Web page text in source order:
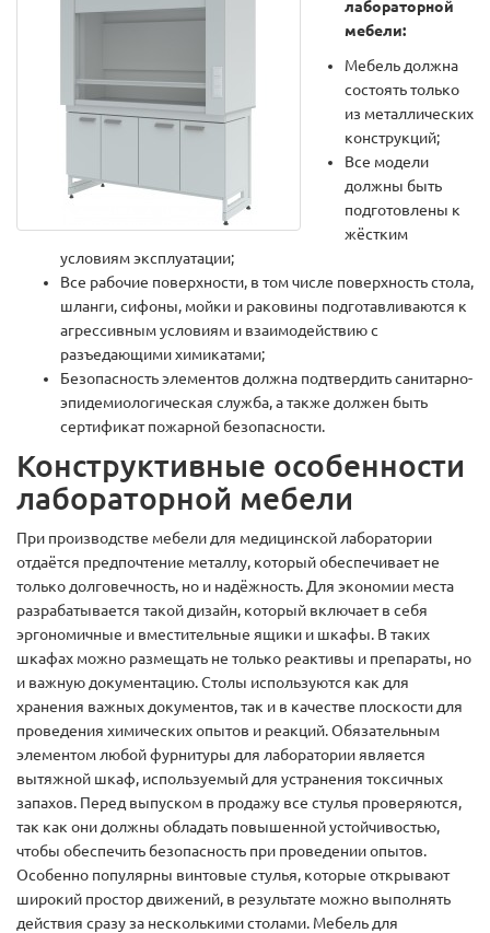
лабораторной
мебели:
Мебель должна
состоять только
из металлических
конструкций;
Все модели
должны быть
подготовлены к
жёстким
условиям эксплуатации;
Все рабочие поверхности, в том числе поверхность стола,
шланги, сифоны, мойки и раковины подготавливаются к
агрессивным условиям и взаимодействию с
разъедающими химикатами;
Безопасность элементов должна подтвердить санитарно-
эпидемиологическая служба, а также должен быть
сертификат пожарной безопасности.
Конструктивные особенности
лабораторной мебели
При производстве мебели для медицинской лаборатории
отдаётся предпочтение металлу, который обеспечивает не
только долговечность, но и надёжность. Для экономии места
разрабатывается такой дизайн, который включает в себя
эргономичные и вместительные ящики и шкафы. В таких
шкафах можно размещать не только реактивы и препараты, но
и важную документацию. Столы используются как для
хранения важных документов, так и в качестве плоскости для
проведения химических опытов и реакций. Обязательным
элементом любой фурнитуры для лаборатории является
вытяжной шкаф, используемый для устранения токсичных
запахов. Перед выпуском в продажу все стулья проверяются,
так как они должны обладать повышенной устойчивостью,
чтобы обеспечить безопасность при проведении опытов.
Особенно популярны винтовые стулья, которые открывают
широкий простор движений, в результате можно выполнять
действия сразу за несколькими столами. Мебель для